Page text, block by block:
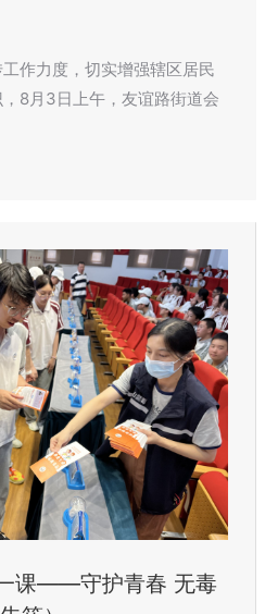
作力度，切实增强辖区居民
8月3日上午，友谊路街道会
一课——守护青春 无毒